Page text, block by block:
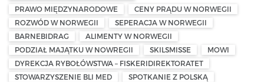
PRAWO MIĘDZYNARODOWE
CENY PRĄDU W NORWEGII
ROZWÓD W NORWEGII
SEPERACJA W NORWEGII
BARNEBIDRAG
ALIMENTY W NORWEGII
PODZIAŁ MAJĄTKU W NOWREGII
SKILSMISSE
MOWI
DYREKCJA RYBOŁÓWSTWA – FISKERIDIREKTORATET
STOWARZYSZENIE BLI MED
SPOTKANIE Z POLSKĄ